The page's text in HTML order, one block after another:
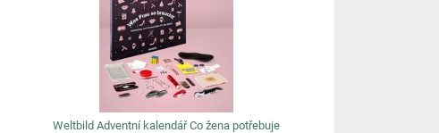
Weltbild Adventní kalendář Co žena potřebuje